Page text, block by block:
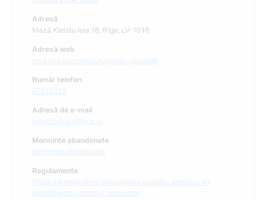
Adresă
Mazā Kleistu iela 16, Rīga, LV-1016
Adresă web
mvd.riga.lv/contact/kapsetu-parvalde
Număr telefon
67012359
Adresă de e-mail
edite.rostoka@riga.lv
Morminte abandonate
Morminte abandonate
Regulamente
Rīgas valstspilsētas pašvaldības kapsētu darbības un
uzturēšanas saistošie noteikumi